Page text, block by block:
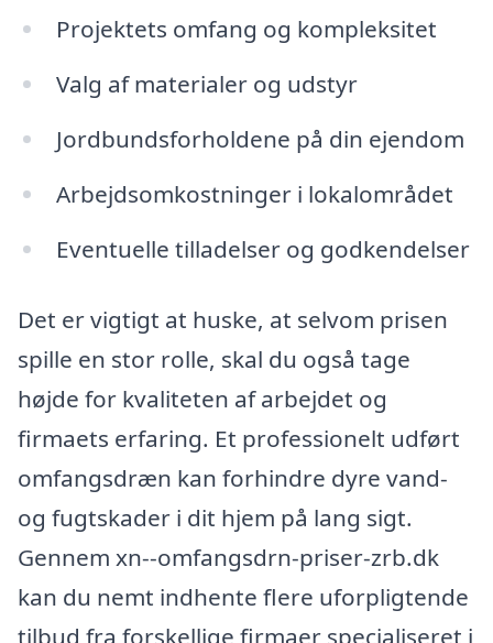
Projektets omfang og kompleksitet
Valg af materialer og udstyr
Jordbundsforholdene på din ejendom
Arbejdsomkostninger i lokalområdet
Eventuelle tilladelser og godkendelser
Det er vigtigt at huske, at selvom prisen
spille en stor rolle, skal du også tage
højde for kvaliteten af arbejdet og
firmaets erfaring. Et professionelt udført
omfangsdræn kan forhindre dyre vand-
og fugtskader i dit hjem på lang sigt.
Gennem xn--omfangsdrn-priser-zrb.dk
kan du nemt indhente flere uforpligtende
tilbud fra forskellige firmaer specialiseret i